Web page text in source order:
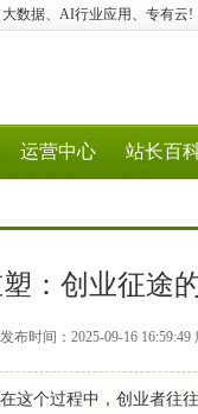
大数据、AI行业应用、专有云!
运营中心 站长百
：创业征途
发布时间：2025-09-16
这个过程中，创业者往